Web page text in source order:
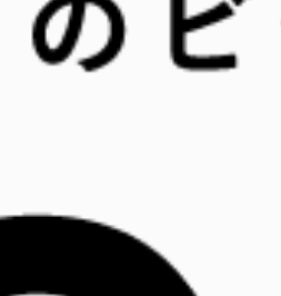
インフルエンサーの
強い理由。“自主発